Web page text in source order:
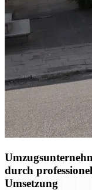
durch
Umsetzung